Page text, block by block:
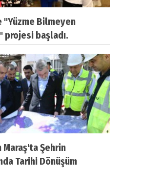
"Yüzme Bilmeyen
projesi başladı.
Maraş'ta Şehrin
Tarihi Dönüşüm